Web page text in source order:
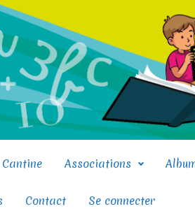
Cantine Associations
Contact Se connecter